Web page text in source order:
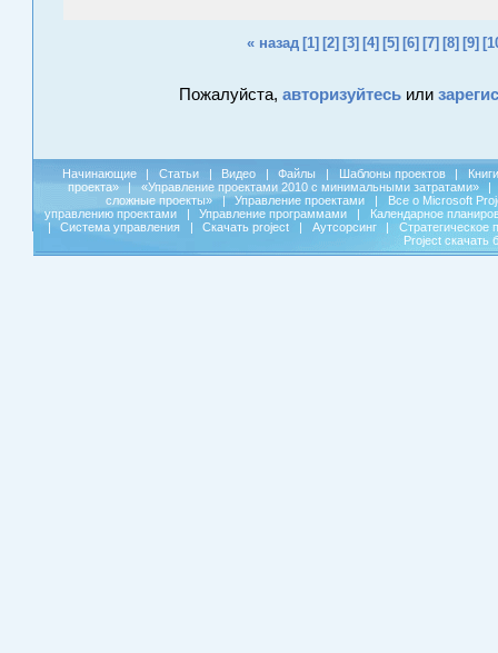
« назад [1] [2] [3] [4] [5] [6] [7] [8] [9]
Пожалуйста, авторизуйтесьили
Начинающие | Статьи | Видео | Файлы | Шаблоны проектов |
Книги
проекта»
| «Управление проектами 2010 с минимальными затратами»
|
сложные проекты»
| Управление проектами |
Все о Microsoft
управлению проектами
| Управление программами |
Календарное
|
Система управления | Скачать project | Аутсорсинг |
Стратегическое
Project скачать